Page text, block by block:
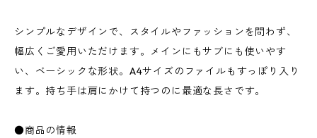
シンプルなデザインで、スタイルやファッションを問わず、
幅広くご愛用いただけます。メインにもサブにも使いやす
い、ベーシックな形状。A4サイズのファイルもすっぽり入り
ます。持ち手は肩にかけて持つのに最適な長さです。
●商品の情報